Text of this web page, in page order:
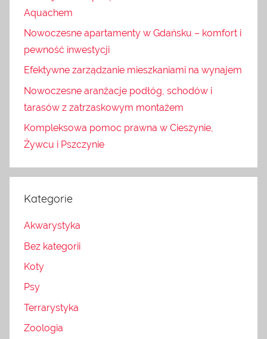
Aquachem
Nowoczesne apartamenty w Gdańsku – komfort i
pewność inwestycji
Efektywne zarządzanie mieszkaniami na wynajem
Nowoczesne aranżacje podłóg, schodów i
tarasów z zatrzaskowym montażem
Kompleksowa pomoc prawna w Cieszynie,
Żywcu i Pszczynie
Kategorie
Akwarystyka
Bez kategorii
Koty
Psy
Terrarystyka
Zoologia